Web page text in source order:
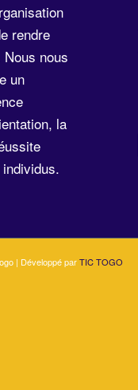
rendre
nous
un
la
| Développé parTIC TOGO